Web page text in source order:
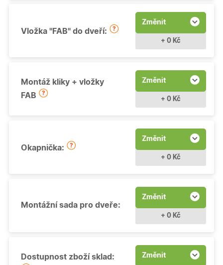
Vložka "FAB" do dveří:
Změnit
+ 0 Kč
Montáž kliky + vložky
FAB
Změnit
+ 0 Kč
Okapnička:
Změnit
+ 0 Kč
Montážní sada pro dveře:
Změnit
+ 0 Kč
Dostupnost zboží sklad: Změnit